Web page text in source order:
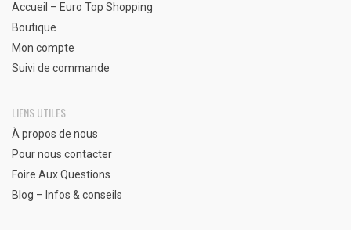
Accueil – Euro Top Shopping
Boutique
Mon compte
Suivi de commande
LIENS UTILES
À propos de nous
Pour nous contacter
Foire Aux Questions
Blog – Infos & conseils